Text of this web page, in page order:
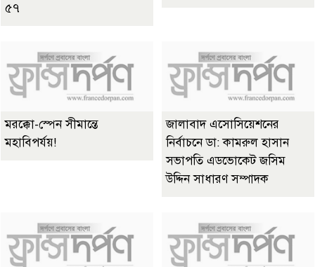
৫৭
মরক্কো-স্পেন সীমান্তে
মহাবিপর্যয়!
জালাবাদ এসোসিয়েশনের
নির্বাচনে ডা: কামরুল হাসান
সভাপতি এডভোকেট জসিম
উদ্দিন সাধারণ সম্পাদক